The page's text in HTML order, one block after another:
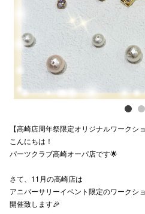
【高崎店周年祭限定オリジナルワークシ
こんにちは！
パーツクラブ高崎オーパ店です🌟
さて、11月の高崎店は
アニバーサリーイベント限定のワークシ
開催致します🎉